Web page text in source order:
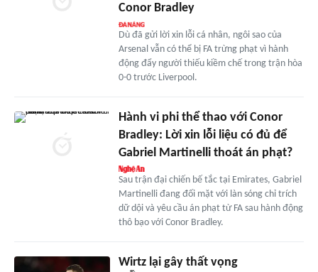
Conor Bradley
Dù đã gửi lời xin lỗi cá nhân, ngôi sao của
Arsenal vẫn có thể bị FA trừng phạt vì hành
động đẩy người thiếu kiềm chế trong trận hòa
0-0 trước Liverpool.
Hành vi phi thể thao với Conor
Bradley: Lời xin lỗi liệu có đủ để
Gabriel Martinelli thoát án phạt?
Sau trận đại chiến bế tắc tại Emirates, Gabriel
Martinelli đang đối mặt với làn sóng chỉ trích
dữ dội và yêu cầu án phạt từ FA sau hành động
thô bạo với Conor Bradley.
Wirtz lại gây thất vọng